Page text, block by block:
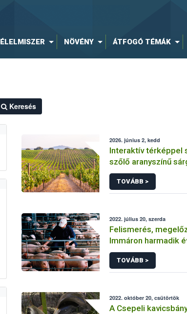
ÉLELMISZER NÖVÉNY ÁTFOGÓ TÉMÁK
Keresés
2026. június 2, kedd
Interaktív térképpel
szőlő aranyszínű
védekezést
TOVÁBB >
2022. július 20, szerda
Felismerés,
Immáron harmadik
afrikai sertéspestis
kampánya
TOVÁBB >
2022. október 20, csütörtök
A Csepeli